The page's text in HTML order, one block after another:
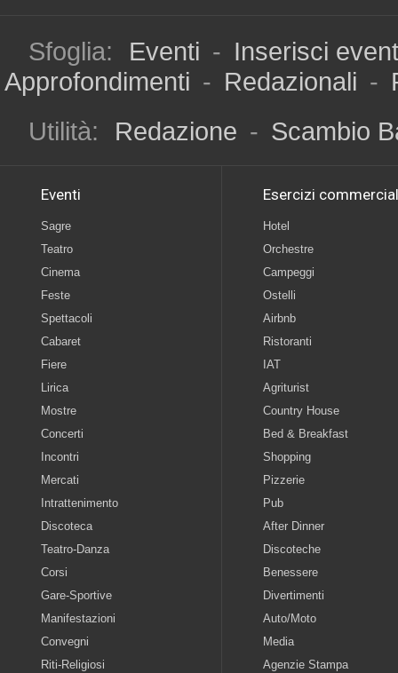
Sfoglia: Eventi - Inserisci
Approfondimenti - Redazionali -
Utilità:
Redazione - Scambio
Eventi
Sagre
Teatro
Cinema
Feste
Spettacoli
Cabaret
Fiere
Lirica
Mostre
Concerti
Incontri
Mercati
Intrattenimento
Discoteca
Teatro-Danza
Corsi
Gare-Sportive
Manifestazioni
Convegni
Riti-Religiosi
Esercizi
Hotel
Orchestre
Campeggi
Ostelli
Airbnb
Ristoranti
IAT
Agriturist
Country House
Bed & Breakfast
Shopping
Pizzerie
Pub
After Dinner
Discoteche
Benessere
Divertimenti
Auto/Moto
Media
Agenzie Stampa